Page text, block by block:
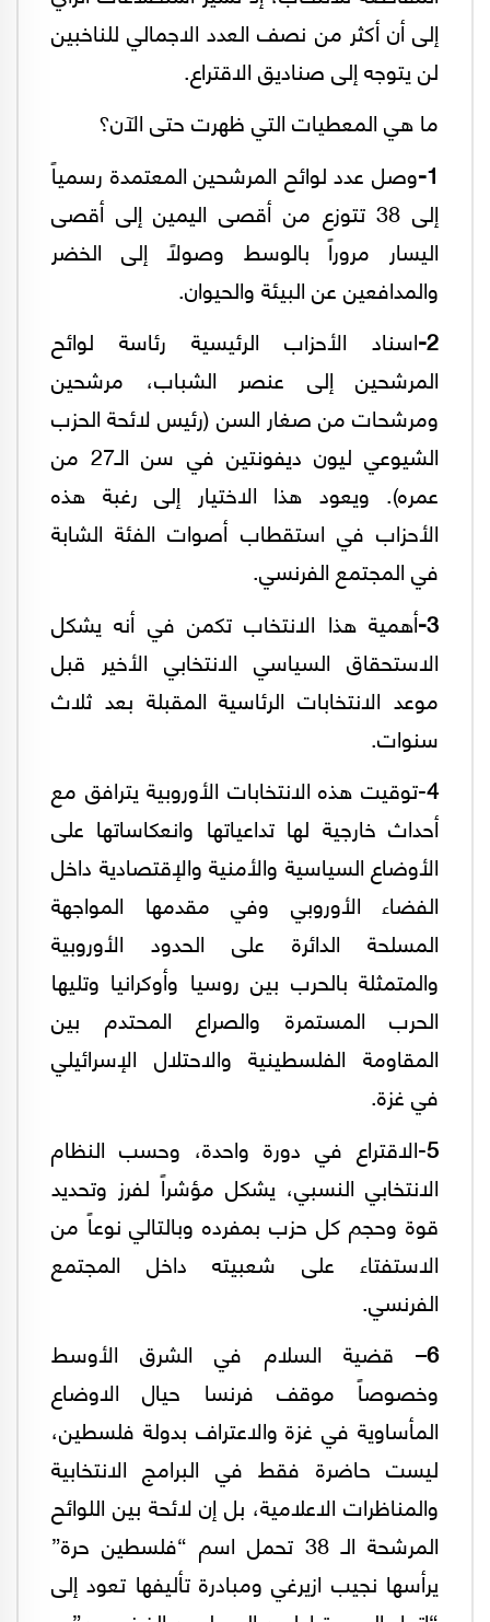
إلى أن أكثر من نصف العدد الاجمالي للناخبين
لن يتوجه إلى صناديق الاقتراع.
ما هي المعطيات التي ظهرت حتى الآن؟
1- وصل عدد لوائح المرشحين المعتمدة رسمياً
إلى 38 تتوزع من أقصى اليمين إلى أقصى
اليسار مروراً بالوسط وصولاً إلى الخضر
والمدافعين عن البيئة والحيوان.
2- اسناد الأحزاب الرئيسية رئاسة لوائح
المرشحين إلى عنصر الشباب، مرشحين
ومرشحات من صغار السن (رئيس لائحة الحزب
الشيوعي ليون ديفونتين في سن الـ27 من
عمره). ويعود هذا الاختيار إلى رغبة هذه
الأحزاب في استقطاب أصوات الفئة الشابة
في المجتمع الفرنسي.
3- أهمية هذا الانتخاب تكمن في أنه يشكل
الاستحقاق السياسي الانتخابي الأخير قبل
موعد الانتخابات الرئاسية المقبلة بعد ثلاث
سنوات.
4-توقيت هذه الانتخابات الأوروبية يترافق مع
أحداث خارجية لها تداعياتها وانعكاساتها على
الأوضاع السياسية والأمنية والإقتصادية داخل
الفضاء الأوروبي وفي مقدمها المواجهة
المسلحة الدائرة على الحدود الأوروبية
والمتمثلة بالحرب بين روسيا وأوكرانيا وتليها
الحرب المستمرة والصراع المحتدم بين
المقاومة الفلسطينية والاحتلال الإسرائيلي
في غزة.
5-الاقتراع في دورة واحدة، وحسب النظام
الانتخابي النسبي، يشكل مؤشراً لفرز وتحديد
قوة وحجم كل حزب بمفرده وبالتالي نوعاً من
الاستفتاء على شعبيته داخل المجتمع
الفرنسي.
6– قضية السلام في الشرق الأوسط
وخصوصاً موقف فرنسا حيال الاوضاع
المأساوية في غزة والاعتراف بدولة فلسطين،
ليست حاضرة فقط في البرامج الانتخابية
والمناظرات الاعلامية، بل إن لائحة بين اللوائح
المرشحة الـ 38 تحمل اسم “فلسطين حرة”
يرأسها نجيب ازيرغي ومبادرة تأليفها تعود إلى